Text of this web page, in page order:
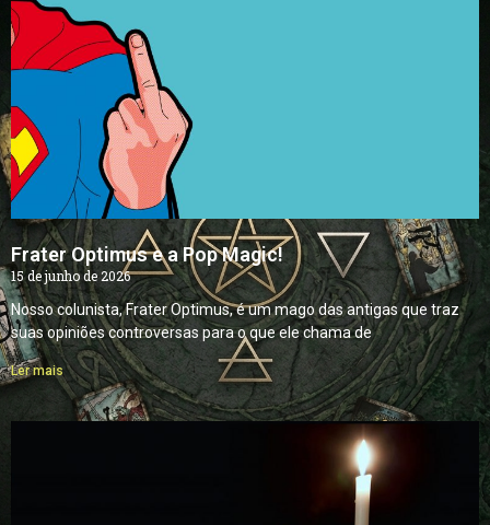
Frater Optimus e a Pop Magic!
15 de junho de 2026
Nosso colunista, Frater Optimus, é um mago das antigas que traz
suas opiniões controversas para o que ele chama de
Ler mais